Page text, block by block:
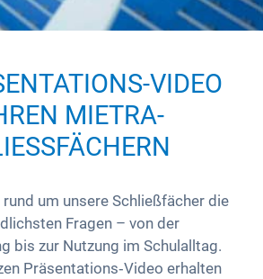
für Schulen
24
VIDEO
MIETRA-
um unsere Schließfächer die
Fragen – von der
bis zur Nutzung im Schulalltag.
Präsentations‑Video erhalten